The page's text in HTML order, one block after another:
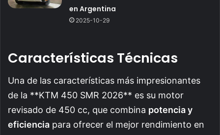
en Argentina
2025-10-29
Características Técnicas
Una de las características más impresionantes
de la **KTM 450 SMR 2026** es su motor
revisado de 450 cc, que combina potencia y
eficiencia para ofrecer el mejor rendimiento en